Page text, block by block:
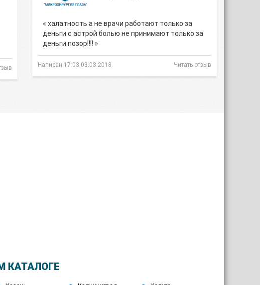
« халатность а не врачи работают только за
деньги с астрой болью не принимают только за
деньги позор!!!! »
Написан 17:03 03.03.2018 Читать отзыв
КАТАЛОГЕ